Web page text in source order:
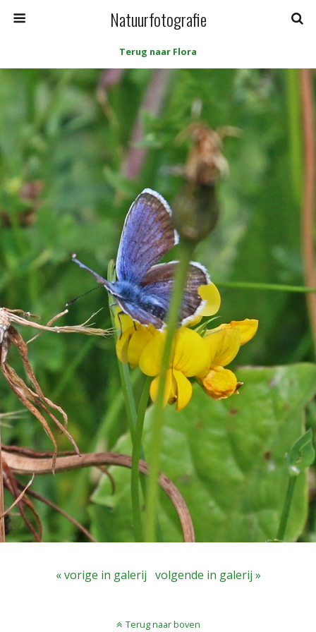
Natuurfotografie
Terug naar Flora
« vorige in galerij volgende in galerij »
Terug naar boven